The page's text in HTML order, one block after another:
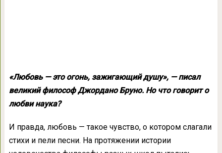
«Любовь — это огонь, зажигающий душу», — писал
великий философ Джордано Бруно. Но что говорит о
любви наука?
И правда, любовь — такое чувство, о котором слагали
стихи и пели песни. На протяжении истории